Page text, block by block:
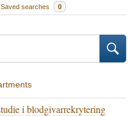
Saved searches 0
i blodgivarrekrytering